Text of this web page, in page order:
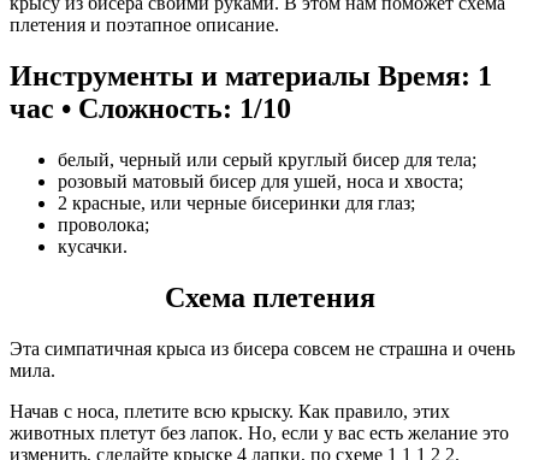
плетения и поэтапное описание.
Инструменты и материалы Время: 1
час • Сложность: 1/10
белый, черный или серый круглый бисер для тела;
розовый матовый бисер для ушей, носа и хвоста;
2 красные, или черные бисеринки для глаз;
проволока;
кусачки.
Схема плетения
Эта симпатичная крыса из бисера совсем не страшна и очень
мила.
Начав с носа, плетите всю крыску. Как правило, этих
животных плетут без лапок. Но, если у вас есть желание это
изменить, сделайте крыске 4 лапки, по схеме 1 1 1 2 2.